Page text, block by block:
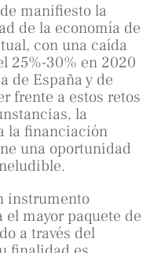
manifiesto la
de la economía de
con una caída
25%-30% en 2020
de España y de
frente a estos retos
la
la financiación
una oportunidad
instrumento
mayor paquete de
a través del